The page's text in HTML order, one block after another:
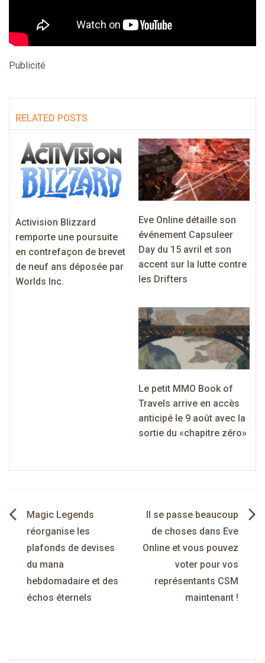
Publicité
RELATED POSTS
Activision Blizzard
remporte une poursuite
en contrefaçon de brevet
de neuf ans déposée par
Worlds Inc.
Eve Online détaille son
événement Capsuleer
Day du 15 avril et son
accent sur la lutte contre
les Drifters
Le petit MMO Book of
Travels arrive en accès
anticipé le 9 août avec la
sortie du «chapitre zéro»
Navigation
de
l’article
Magic Legends
réorganise les
plafonds de devises
du mana
hebdomadaire et des
échos éternels
Il se passe beaucoup
de choses dans Eve
Online et vous pouvez
voter pour vos
représentants CSM
maintenant !